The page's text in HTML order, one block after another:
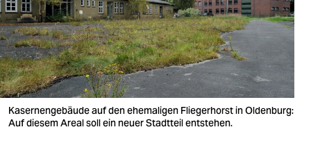
berlin
nord
wahrheit
verlag
verlag
Kasernengebäude auf den ehemaligen Fliegerhorst in Oldenburg:
Auf diesem Areal soll ein neuer Stadtteil entstehen.